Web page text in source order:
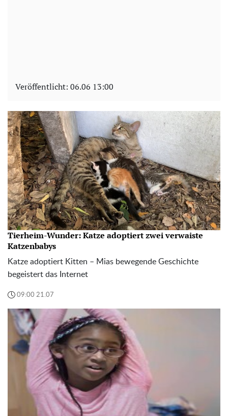
Veröffentlicht: 06.06 13:00
Tierheim-Wunder: Katze adoptiert zwei verwaiste
Katzenbabys
Katze adoptiert Kitten – Mias bewegende Geschichte
begeistert das Internet
09:00 21.07